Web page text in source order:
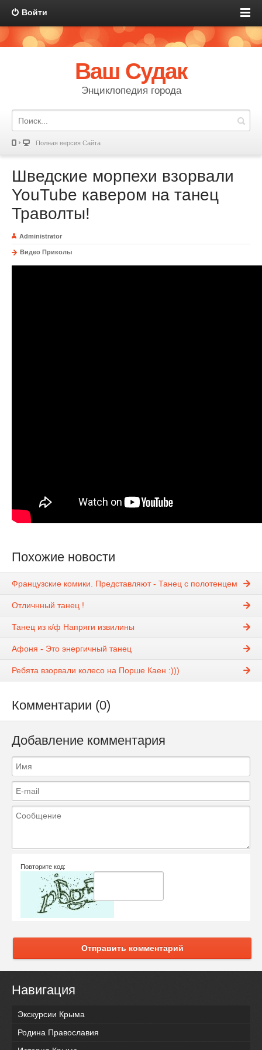
Войти
Ваш Судак
Энциклопедия города
Полная версия Сайта
Шведские морпехи взорвали
YouTube кавером на танец
Траволты!
Administrator
Видео Приколы
Похожие новости
Французские комики. Представляют - Танец с полотенцем
Отличнный танец !
Танец из к/ф Напряги извилины
Афоня - Это энергичный танец
Ребята взорвали колесо на Порше Каен :)))
Комментарии (0)
Добавление комментария
Повторите код:
Отправить комментарий
Навигация
Экскурсии Крыма
Родина Православия